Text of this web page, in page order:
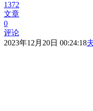
1372
文章
0
评论
2023年12月20日 00:24:18